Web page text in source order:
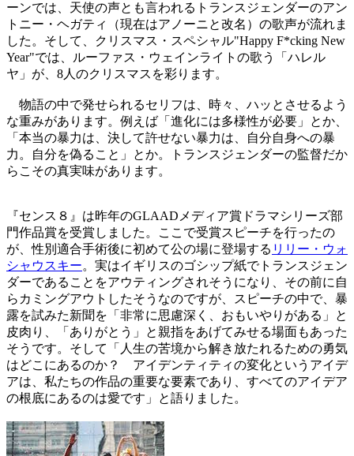
ーンでは、天使の声とも言われるトランスジェンダーのアン
トニー・ヘガティ（現在はアノーニと改名）の歌声が流れま
した。そして、クリスマス・スペシャル"Happy F*cking New
Year"では、ルーファス・ウェインライトの歌う「ハレル
ヤ」が、8人のクリスマスを彩ります。
物語の中で発せられるセリフは、時々、ハッとさせるよう
な重みがあります。例えば「進化には多様性が必要」とか、
「本当の暴力は、決して許せない暴力は、自分自身への暴
力。自分を偽ること」とか。トランスジェンダーの監督だか
らこその真実味があります。
『センス８』は昨年のGLAADメディア賞ドラマシリーズ部
門作品賞を受賞しました。ここで受賞スピーチを行ったの
が、性別適合手術後に初めて公の場に登場する リリー・ウォ
シャウスキー。実はイギリスのゴシップ紙でトランスジェン
ダーであることをアウティングされそうになり、その前に自
らカミングアウトしたそうなのですが、スピーチの中で、暴
露を試みた新聞を「非常に思慮深く、おもいやりがある」と
皮肉り、「ありがとう」と親指をあげてみせる場面もあった
そうです。そして「人生の苦境から解き放たれるための勇気
はどこにあるのか？ アイデンティティの変化というアイデ
アは、私たちの作品の重要な要素であり、すべてのアイデア
の根底にあるのは愛です」と語りました。